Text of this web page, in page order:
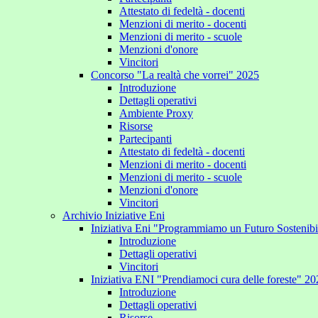
Attestato di fedeltà - docenti
Menzioni di merito - docenti
Menzioni di merito - scuole
Menzioni d'onore
Vincitori
Concorso "La realtà che vorrei" 2025
Introduzione
Dettagli operativi
Ambiente Proxy
Risorse
Partecipanti
Attestato di fedeltà - docenti
Menzioni di merito - docenti
Menzioni di merito - scuole
Menzioni d'onore
Vincitori
Archivio Iniziative Eni
Iniziativa Eni "Programmiamo un Futuro
Introduzione
Dettagli operativi
Vincitori
Iniziativa ENI "Prendiamoci cura delle foreste"
Introduzione
Dettagli operativi